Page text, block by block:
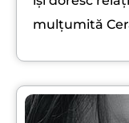
mulțumită